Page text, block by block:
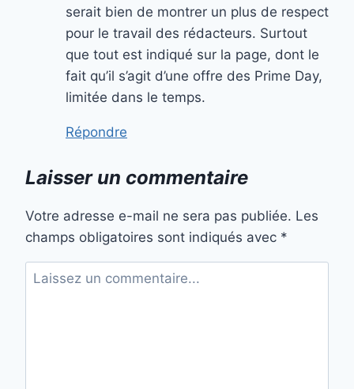
serait bien de montrer un plus de respect
pour le travail des rédacteurs. Surtout
que tout est indiqué sur la page, dont le
fait qu’il s’agit d’une offre des Prime Day,
limitée dans le temps.
Répondre
Laisser un commentaire
Votre adresse e-mail ne sera pas publiée. Les
champs obligatoires sont indiqués avec *